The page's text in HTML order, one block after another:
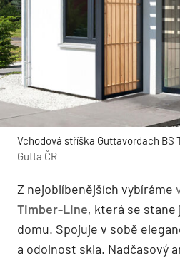
Vchodová stříška Guttavordach BS
Gutta ČR
Z nejoblíbenějších vybíráme
Timber-Line, která se stane
domu. Spojuje v sobě
a odolnost skla. Nadčasový